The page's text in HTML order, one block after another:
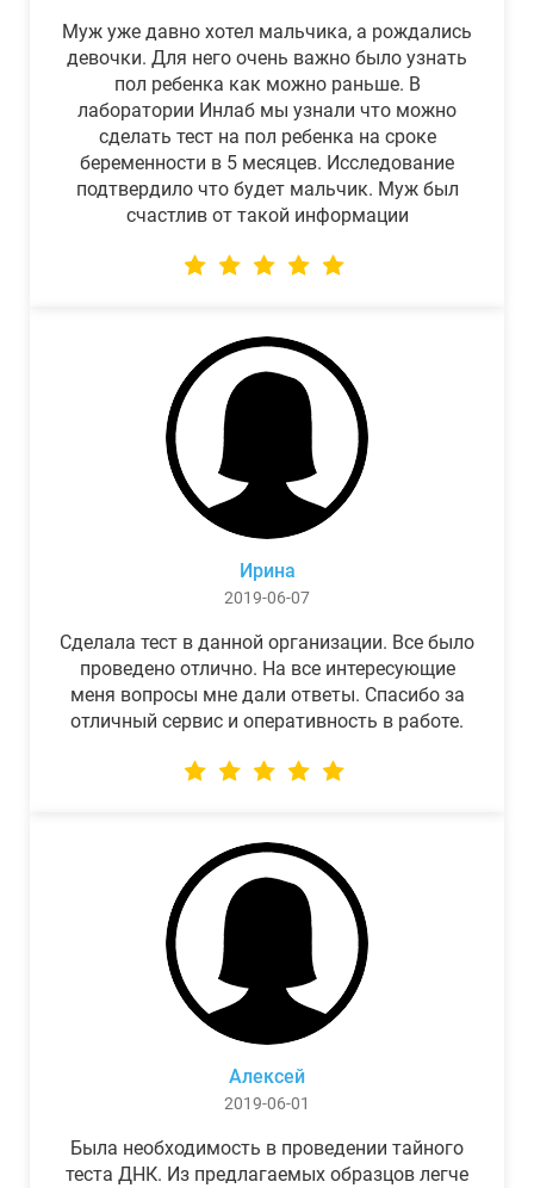
Муж уже давно хотел мальчика, а рождались
девочки. Для него очень важно было узнать
пол ребенка как можно раньше. В
лаборатории Инлаб мы узнали что можно
сделать тест на пол ребенка на сроке
беременности в 5 месяцев. Исследование
подтвердило что будет мальчик. Муж был
счастлив от такой информации
Ирина
2019-06-07
Сделала тест в данной организации. Все было
проведено отлично. На все интересующие
меня вопросы мне дали ответы. Спасибо за
отличный сервис и оперативность в работе.
Алексей
2019-06-01
Была необходимость в проведении тайного
теста ДНК. Из предлагаемых образцов легче